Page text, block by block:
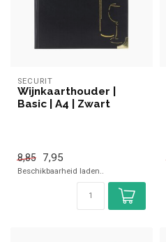
SECURIT
Wijnkaarthouder |
Basic | A4 | Zwart
8,85 7,95
Beschikbaarheid laden..